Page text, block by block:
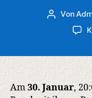
Von
Am30. Januar,